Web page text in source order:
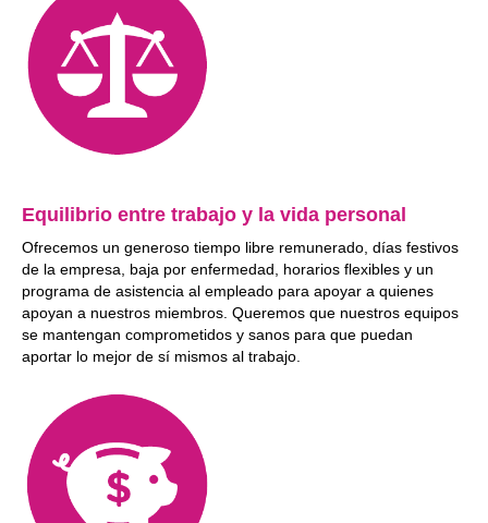
Equilibrio entre trabajo y la vida personal
Ofrecemos un generoso tiempo libre remunerado, días festivos
de la empresa, baja por enfermedad, horarios flexibles y un
programa de asistencia al empleado para apoyar a quienes
apoyan a nuestros miembros. Queremos que nuestros equipos
se mantengan comprometidos y sanos para que puedan
aportar lo mejor de sí mismos al trabajo.